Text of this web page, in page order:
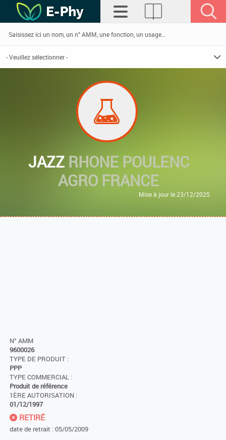
JAZZ RHONE POULENC
AGRO FRANCE
Mise à jour le 23/12/2025
N° AMM
9600026
TYPE DE PRODUIT :
PPP
TYPE COMMERCIAL :
Produit de référence
1ÈRE AUTORISATION :
01/12/1997
RETIRÉ
date de retrait : 05/05/2009